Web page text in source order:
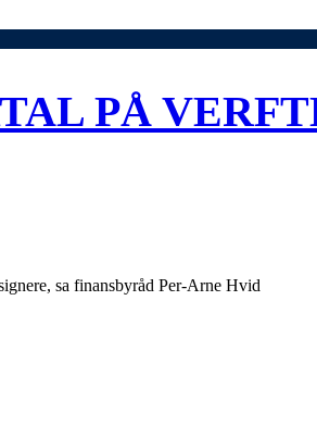
PÅ
sa finansbyråd Per-Arne Hvid